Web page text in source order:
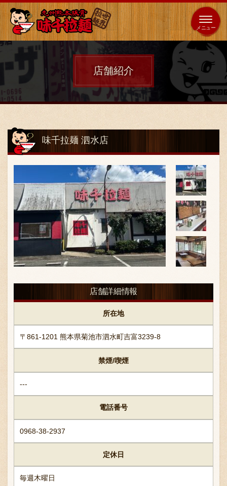
全国
展開 海外 653 店 64 店
ホーム
店舗案内
味千の取り組み
お問い合わせ
ブランド一覧
お知らせ
店舗紹介
味千拉麺 泗水店
店舗詳細情報
所在地
〒861-1201 熊本県菊池市泗水町吉富3239-8
禁煙/喫煙
---
電話番号
0968-38-2937
定休日
毎週木曜日